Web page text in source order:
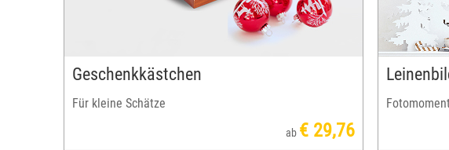
Geschenkkästchen
Für kleine Schätze
ab € 29,76